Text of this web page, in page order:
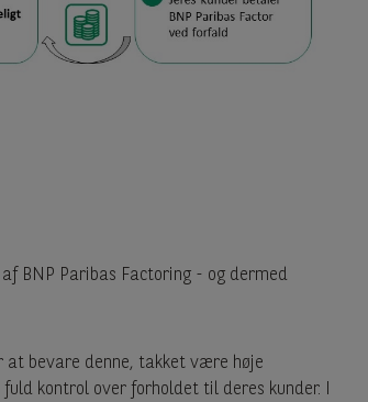
BNP Paribas Factoring - og dermed
at bevare denne, takket være høje
kontrol over forholdet til deres kunder. I